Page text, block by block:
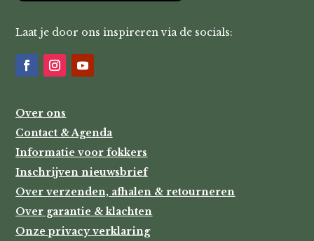
Laat je door ons inspireren via de socials:
Over ons
Contact & Agenda
Informatie voor fokkers
Inschrijven nieuwsbrief
Over verzenden, afhalen & retourneren
Over garantie & klachten
Onze privacy verklaring